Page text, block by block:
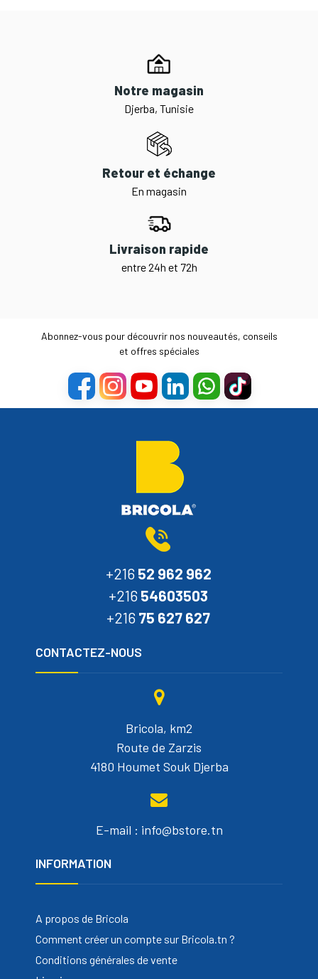
Notre magasin
Djerba, Tunisie
Retour et échange
En magasin
Livraison rapide
entre 24h et 72h
Abonnez-vous pour découvrir nos nouveautés, conseils
et offres spéciales
+216 52 962 962
+216 54603503
+216 75 627 627
CONTACTEZ-NOUS
Bricola, km2
Route de Zarzis
4180 Houmet Souk Djerba
E-mail : info@bstore.tn
INFORMATION
A propos de Bricola
Comment créer un compte sur Bricola.tn ?
Conditions générales de vente